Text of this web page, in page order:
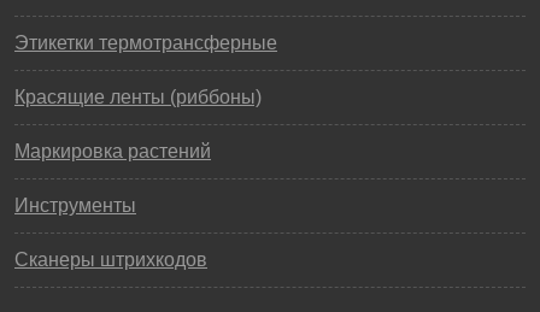
Этикетки термотрансферные
Красящие ленты (риббоны)
Маркировка растений
Инструменты
Сканеры штрихкодов